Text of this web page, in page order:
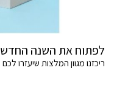
לפתוח את השנה
ריכזנו מגוון המלצות שיעזרו